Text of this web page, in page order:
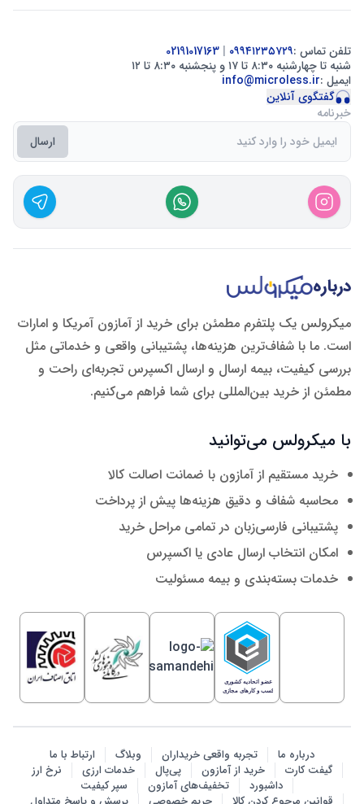
تلفن تماس :۰۹۹۴۱۲۳۵۷۲۹ |
شنبه تا چهارشنبه ۸:۳۰ تا ۱۷ و پنجشنبه ۸:۳۰ تا ۱۲
ایمیل :info@microless.ir
گفتگوی آنلاین
خبرنامه
ارسال
درباره
میکرولس یک پلتفرم مطمئن برای خرید از آمازون آمریکا و امارات
است. ما با شفاف‌ترین هزینه‌ها، پشتیبانی واقعی و خدماتی مثل
بررسی کیفیت، بیمه ارسال و ارسال اکسپرس تجربه‌ای راحت و
مطمئن از خرید بین‌المللی برای شما فراهم می‌کنیم.
با میکرولس می‌توانید
خرید مستقیم از آمازون با ضمانت اصالت کالا
محاسبه شفاف و دقیق هزینه‌ها پیش از پرداخت
پشتیبانی فارسی‌زبان در تمامی مراحل خرید
امکان انتخاب ارسال عادی یا اکسپرس
خدمات بسته‌بندی و بیمه مسئولیت
درباره ما تجربه واقعی خریداران وبلاگ
ارتباط با ما
گیفت کارت
خرید از آمازون پی‌پال خدمات ارزی
نرخ ارز
داشبورد
تخفیف‌های آمازون
سپر کیفیت